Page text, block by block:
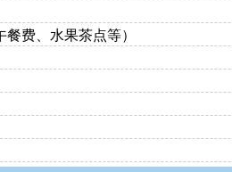
费、水果茶点等）